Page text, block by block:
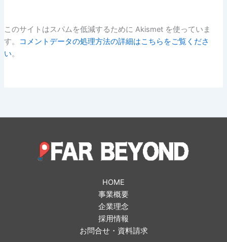
このサイトはスパムを低減するために Akismet を使っていま
す。
コメントデータの処理方法の詳細はこちらをご覧くださ
い。
HOME
事業概要
企業理念
採用情報
お問合せ・資料請求